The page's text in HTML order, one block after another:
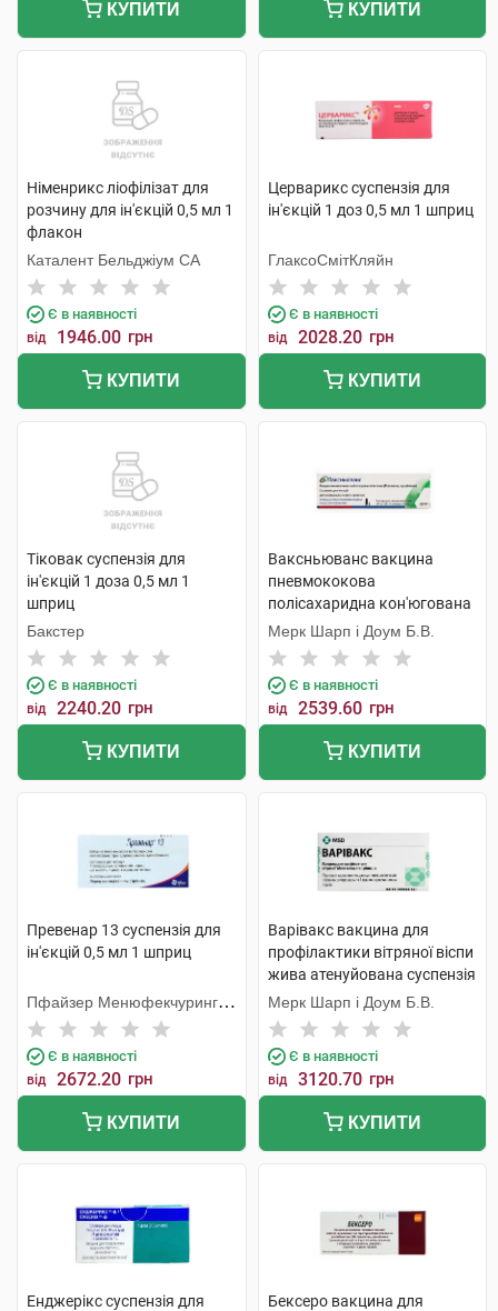
КУПИТИ КУПИТИ
Німенрикс ліофілізат для
розчину для ін'єкцій 0,5 мл 1
флакон
Каталент Бельджіум СА
Є в наявності
від 1946.00 грн
КУПИТИ
Церварикс суспензія для
ін'єкцій 1 доз 0,5 мл 1 шприц
ГлаксоСмітКляйн
Є в наявності
від 2028.20 грн
КУПИТИ
Тіковак суспензія для
ін'єкцій 1 доза 0,5 мл 1
шприц
Бакстер
Є в наявності
від 2240.20 грн
КУПИТИ
Ваксньюванс вакцина
пневмококова
полісахаридна кон'югована
15-валентна адсорбована
суспензія для ін'єкцій 1 доза
0,5 мл 1 шприц
Мерк Шарп і Доум Б.В.
Є в наявності
від 2539.60 грн
КУПИТИ
Превенар 13 суспензія для
ін'єкцій 0,5 мл 1 шприц
Пфайзер Менюфекчуринг
Бельгія
Є в наявності
від 2672.20 грн
КУПИТИ
Варівакс вакцина для
профілактики вітряної віспи
жива атенуйована суспензія
для ін'єкцій 1 флакон
Мерк Шарп і Доум Б.В.
Є в наявності
від 3120.70 грн
КУПИТИ
Енджерікс суспензія для
Бексеро вакцина для